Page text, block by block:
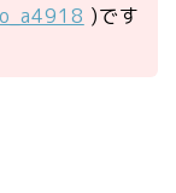
)です